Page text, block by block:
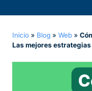
Inicio » Blog » Web »
Las mejores